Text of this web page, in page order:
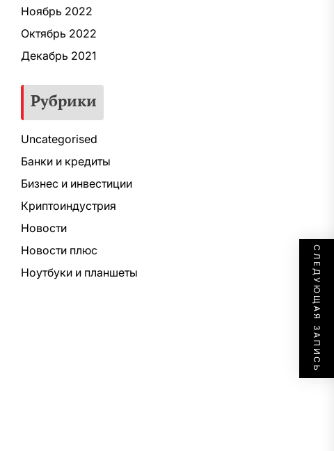
СЛЕДУЮЩАЯ ЗАПИСЬ
Ноябрь 2022
Октябрь 2022
Декабрь 2021
Рубрики
Uncategorised
Банки и кредиты
Бизнес и инвестиции
Криптоиндустрия
Новости
Новости плюс
Ноутбуки и планшеты